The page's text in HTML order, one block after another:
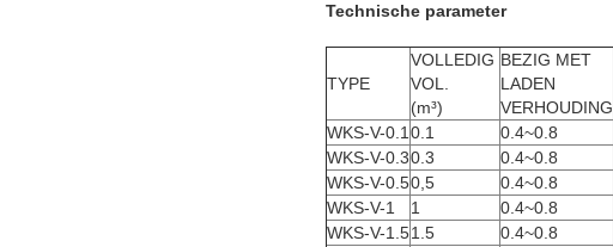
Technische parameter
TYPE
VOLLEDIG
VOL.
(m³)
BEZIG MET
LADEN
VERHOUDING
WKS-V-0.1 0.1 0.4~0.8
WKS-V-0.30.3 0.4~0.8
WKS-V-0.50,5 0.4~0.8
WKS-V-1
1 0.4~0.8
WKS-V-1.51.5 0.4~0.8